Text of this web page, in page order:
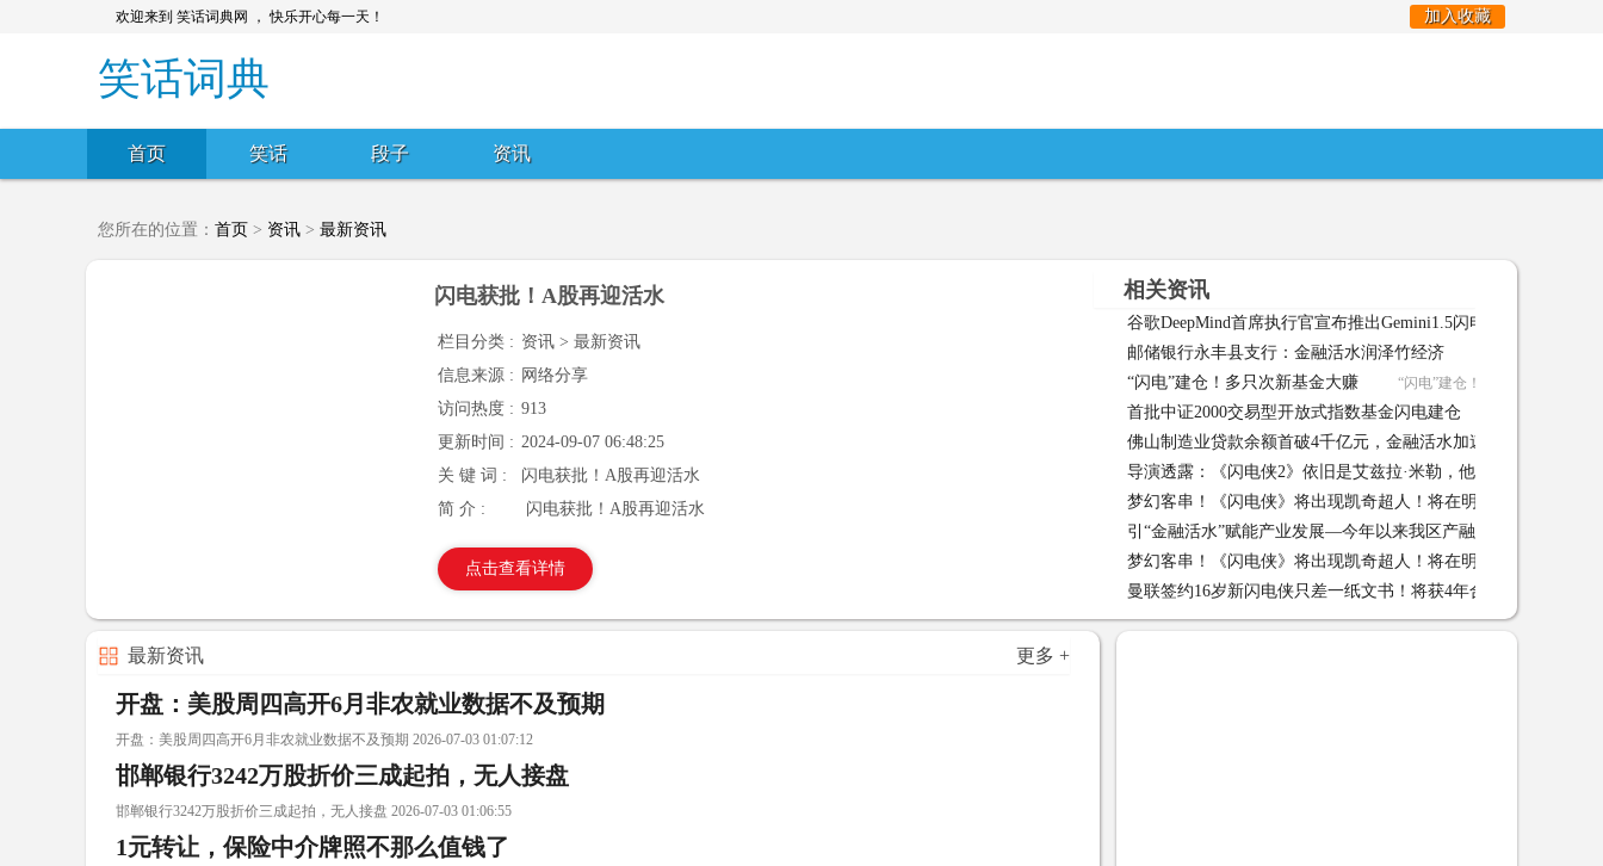
欢迎来到 笑话词典网 ， 快乐开心每一天！ 加入收藏
笑话词典
首页 笑话 段子 资讯
您所在的位置： 首页 > 资讯 > 最新资讯
闪电获批！A股再迎活水
栏目分类 : 资讯 > 最新资讯
信息来源 : 网络分享
访问热度 : 913
更新时间 : 2024-09-07 06:48:25
关 键 词 :
闪电获批！A股再迎活水
简 介 :
闪电获批！A股再迎活水
点击查看详情
相关资讯
谷歌DeepMind首席执行官宣布推出Gemini1.5闪电模型
邮储银行永丰县支行：金融活水润泽竹经济
“闪电”建仓！多只次新基金大赚 “闪电”建仓！多只次新基金大赚
首批中证2000交易型开放式指数基金闪电建仓
佛山制造业贷款余额首破4千亿元，金融活水加速流向制造业
02:50:51
导演透露：《闪电侠2》依旧是艾兹拉·米勒，他不可替代！
16:40:47
梦幻客串！《闪电侠》将出现凯奇超人！将在明天举行试映会
30 12:42:49
引“金融活水”赋能产业发展—今年以来我区产融对接工作成效显
2023-04-30 11:47:32
梦幻客串！《闪电侠》将出现凯奇超人！将在明天举行试映会
30 11:17:48
曼联签约16岁新闪电侠只差一纸文书！将获4年合同，补强青训
线 2023-02-17 11:38:15
最新资讯 更多 +
开盘：美股周四高开6月非农就业数据不及预期
开盘：美股周四高开6月非农就业数据不及预期 2026-07-03 01:07:12
邯郸银行3242万股折价三成起拍，无人接盘
邯郸银行3242万股折价三成起拍，无人接盘 2026-07-03 01:06:55
1元转让，保险中介牌照不那么值钱了